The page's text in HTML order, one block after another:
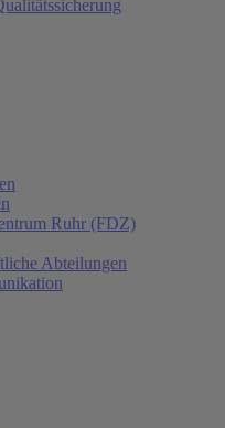
Ruhr (FDZ)
Abteilungen